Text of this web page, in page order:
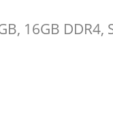
16GB DDR4,